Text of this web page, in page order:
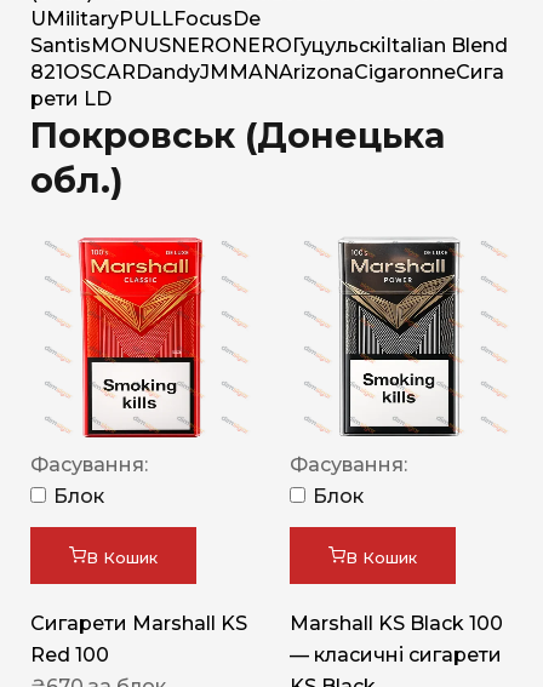
U MilitaryPULLFocus De
Santis MONUSNERO NERO Гуцульскі Italian Blend
821 OSCAR DandyJM MANArizonaCigaronneСига
рети LD
Покровськ (Донецька
обл.)
Фасування:
Блок
В Кошик
Сигарети Marshall KS
Red 100
Фасування:
Блок
В Кошик
Marshall KS Black 100
— класичні сигарети